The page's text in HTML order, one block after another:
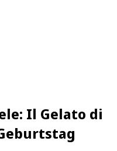
Il Gelato di